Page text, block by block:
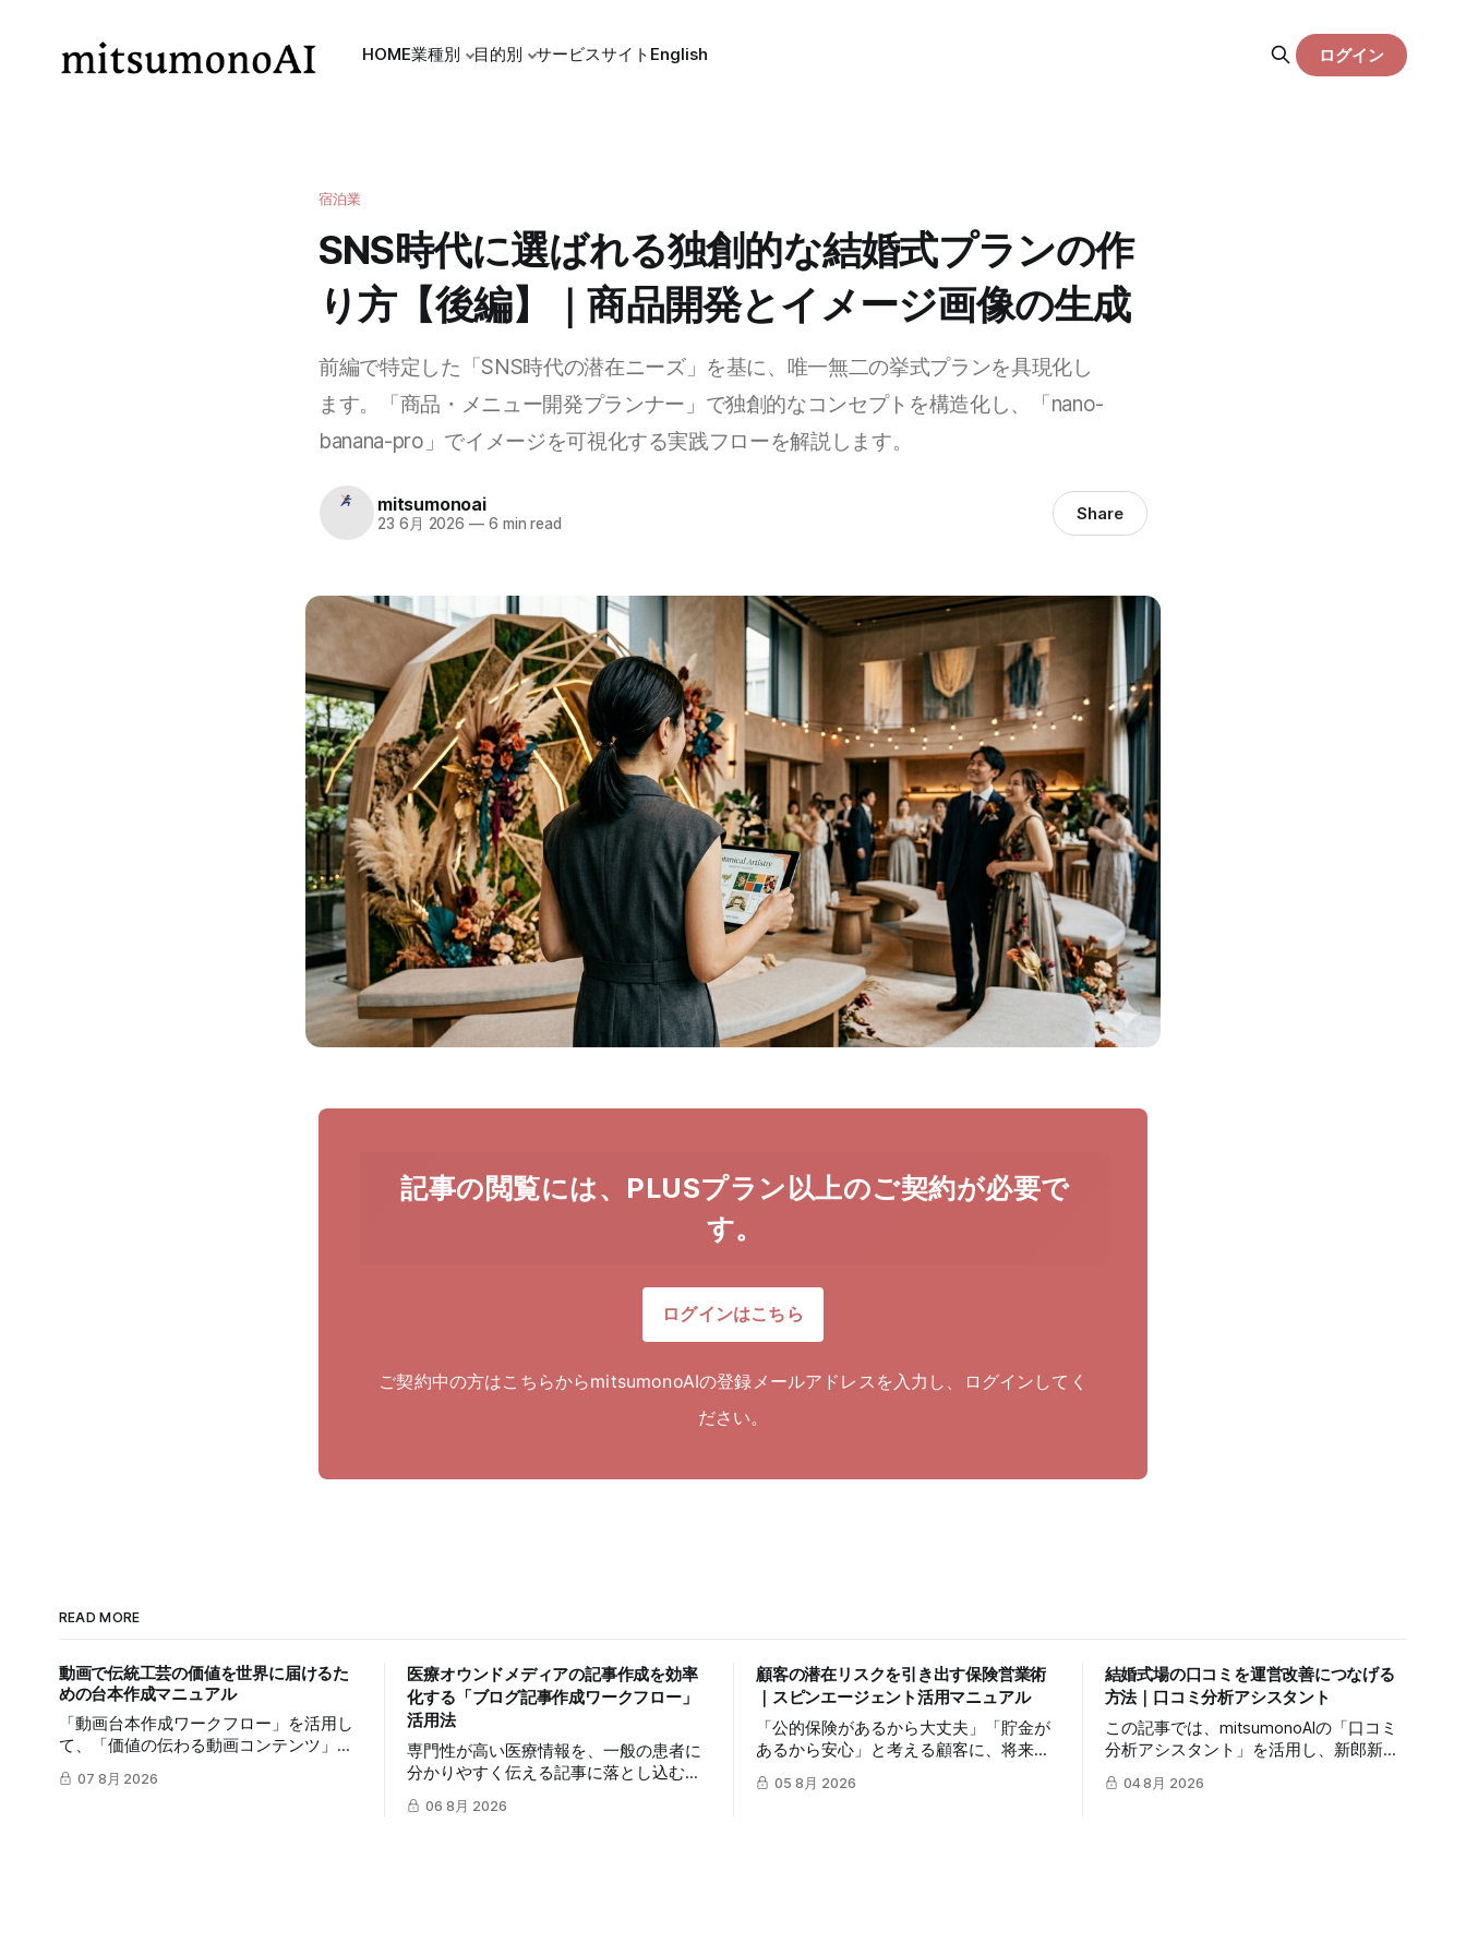
HOME業種別 目的別 サービスサイト English ログイン
宿泊業
SNS時代に選ばれる独創的な結婚式プランの作
り方【後編】｜商品開発とイメージ画像の生成
前編で特定した「SNS時代の潜在ニーズ」を基に、唯一無二の挙式プランを具現化し
ます。「商品・メニュー開発プランナー」で独創的なコンセプトを構造化し、「nano-
banana-pro」でイメージを可視化する実践フローを解説します。
mitsumonoai
23 6月 2026 — 6 min read Share
記事の閲覧には、PLUSプラン以上のご契約が必要で
す。
ログインはこちら
ご契約中の方はこちらからmitsumonoAIの登録メールアドレスを入力し、ログインしてく
ださい。
READ MORE
動画で伝統工芸の価値を世界に届けるた
めの台本作成マニュアル
「動画台本作成ワークフロー」を活用し
て、「価値の伝わる動画コンテンツ」を
制作する手順を解説します。TikTokや
Instagramリールを通じた、国内若年層お
07 8月 2026
医療オウンドメディアの記事作成を効率
化する「ブログ記事作成ワークフロー」
活用法
専門性が高い医療情報を、一般の患者に
分かりやすく伝える記事に落とし込むに
は、多くの時間を要します。この記事で
は、mitsumonoAIの「ブログ記事作成ワ
06 8月 2026
顧客の潜在リスクを引き出す保険営業術
｜スピンエージェント活用マニュアル
「公的保険があるから大丈夫」「貯金が
あるから安心」と考える顧客に、将来の
リスクを自分ごととして捉えてもらうの
は簡単ではありません。この記事では、
05 8月 2026
結婚式場の口コミを運営改善につなげる
方法｜口コミ分析アシスタント
この記事では、mitsumonoAIの「口コミ
分析アシスタント」を活用し、新郎新婦
やゲストの生の声から自社の真の価値を
抽出し、来館予約率（CVR）を向上させ
04 8月 2026